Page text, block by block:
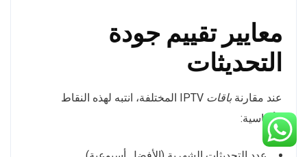
معايير تقييم جودة
التحديثات
عند مقارنة باقات
IPTV المختلفة، انتبه لهذه النقاط
الأساسية: